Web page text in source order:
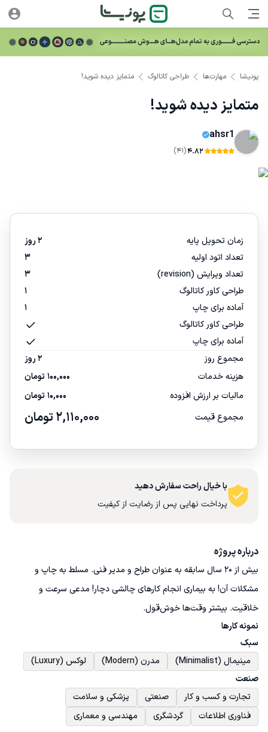
پونیشا مهارت‌ها طراحی کاتالوگ متمایز دیده شوید!
متمایز دیده شوید!
ahsr1
4.82
(41)
زمان تحویل پایه
2 روز
تعداد اتود اولیه
3
تعداد ویرایش (revision)
3
طراحی کاور کاتالوگ
1
آماده برای چاپ
1
طراحی کاور کاتالوگ
آماده برای چاپ
مجموع روز
2 روز
هزینه خدمات
100,000 تومان
مالیات بر ارزش افزوده
10,000 تومان
مجموع قیمت
2,110,000تومان
با خیال راحت سفارش دهید
پرداخت نهایی پس از رضایت از کیفیت
درباره پروژه
بیش از 20 سال سابقه به عنوان طراح و مدیر فنی. مسلط به چاپ و
مشکلات آن! به بیماری انجام کارهای چالشی دچار! مدعی سرعت و
خلاقیت. بیشتر وقت‌ها خوش‌قول.
نمونه کارها
سبک
مینیمال (Minimalist)
مدرن (Modern)
لوکس (Luxury)
صنعت
تجارت و کسب و کار
صنعتی
پزشکی و سلامت
فناوری اطلاعات
گردشگری مهندسی و معماری